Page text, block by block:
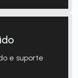
e suporte